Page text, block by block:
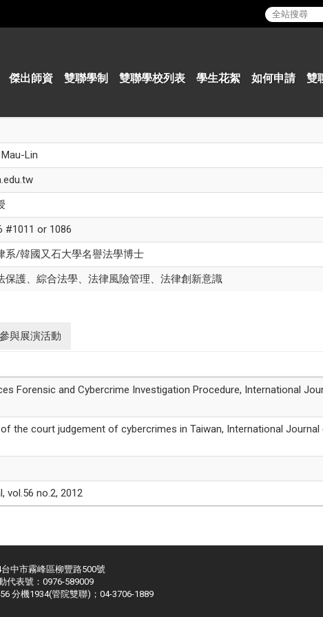
傑出師資 雙聯學制 雙聯學校列表 學生花絮 如何申請 雙
Lin
#1011 or 1086
系/韓國又石大學名譽法學博士
保護、綜合法學、法律風險管理、法律創新意識
與展演活動
Forensic and Cybercrime Investigation Procedure, International
the court judgement of cybercrimes in Taiwan, International
vol.56 no.2, 2012
中市霧峰區柳豐路500號
代表號：0976-589009
分機1934(管院雙聯)；04-3706-1889